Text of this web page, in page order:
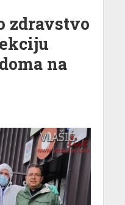
zdravstvo
na